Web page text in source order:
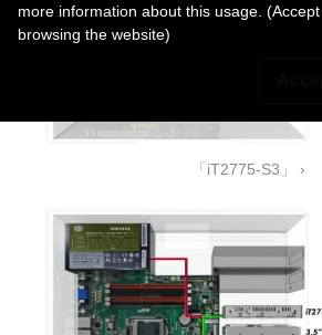
「iT2775-S3」 ›
more information about this usage.
browsing the website)